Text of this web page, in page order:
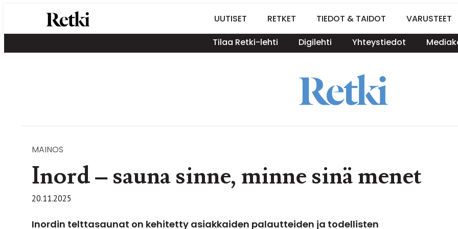
sisältöön
Retki-lehti
Retkeily,
vaellus,
UUTISET RETKET TIEDOT & TAIDOT VARUSTEET
Tilaa Retki-lehti
Digilehti Yhteystiedot
MAINOS
Inord – sauna sinne, minne sinä menet
20.11.2025
Inordin telttasaunat on kehitetty asiakkaiden palautteiden ja todellisten